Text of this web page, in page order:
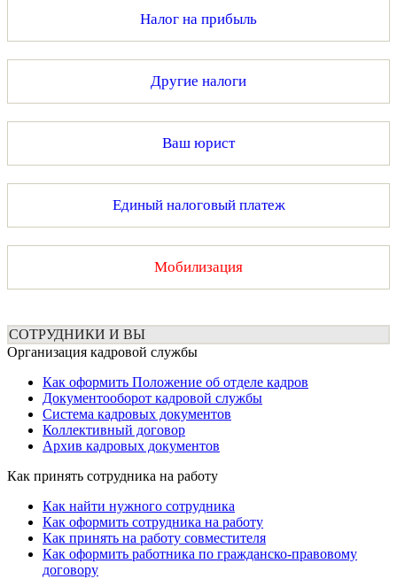
Налог на прибыль
Другие налоги
Ваш юрист
Единый налоговый платеж
Мобилизация
СОТРУДНИКИ И ВЫ
Организация кадровой службы
Как оформить Положение об отделе кадров
Документооборот кадровой службы
Система кадровых документов
Коллективный договор
Архив кадровых документов
Как принять сотрудника на работу
Как найти нужного сотрудника
Как оформить сотрудника на работу
Как принять на работу совместителя
Как оформить работника по гражданско-правовому
договору